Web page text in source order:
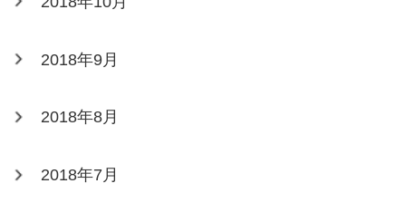
2018年9月
2018年8月
2018年7月